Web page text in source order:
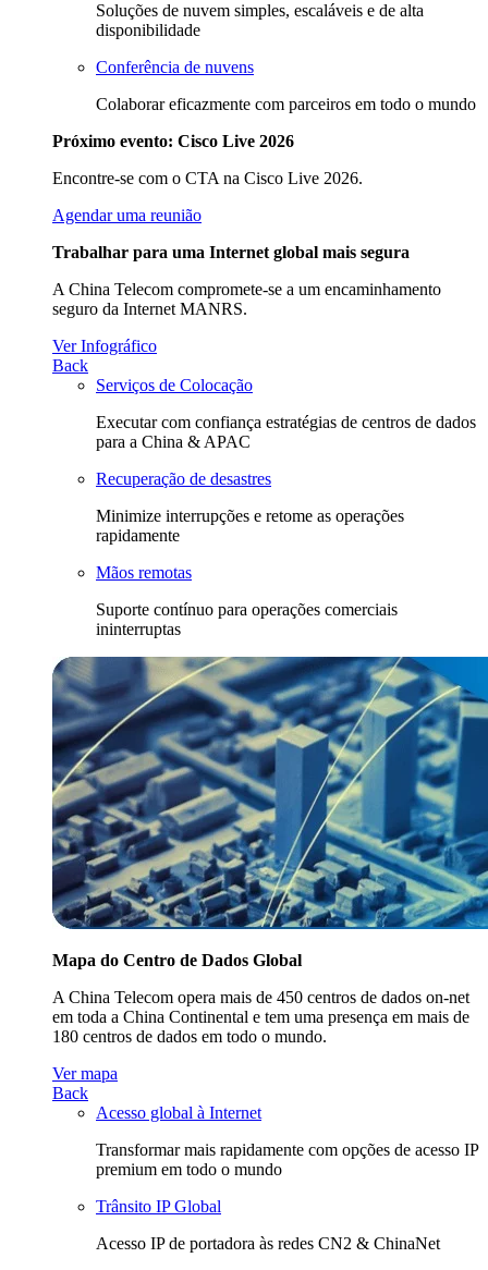
Soluções de nuvem simples, escaláveis e de alta
disponibilidade
Conferência de nuvens
Colaborar eficazmente com parceiros em todo o mundo
Próximo evento: Cisco Live 2026
Encontre-se com o CTA na Cisco Live 2026.
Agendar uma reunião
Trabalhar para uma Internet global mais segura
A China Telecom compromete-se a um encaminhamento
seguro da Internet MANRS.
Ver Infográfico
Back
Serviços de Colocação
Executar com confiança estratégias de centros de dados
para a China & APAC
Recuperação de desastres
Minimize interrupções e retome as operações
rapidamente
Mãos remotas
Suporte contínuo para operações comerciais
ininterruptas
Mapa do Centro de Dados Global
A China Telecom opera mais de 450 centros de dados on-net
em toda a China Continental e tem uma presença em mais de
180 centros de dados em todo o mundo.
Ver mapa
Back
Acesso global à Internet
Transformar mais rapidamente com opções de acesso IP
premium em todo o mundo
Trânsito IP Global
Acesso IP de portadora às redes CN2 & ChinaNet